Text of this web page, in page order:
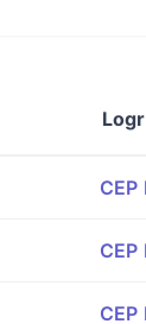
CEP